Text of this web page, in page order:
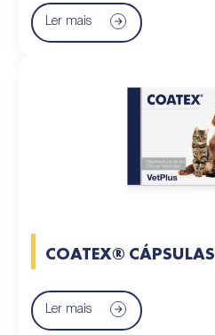
Ler mais
COATEX® CÁPSULAS
Ler mais